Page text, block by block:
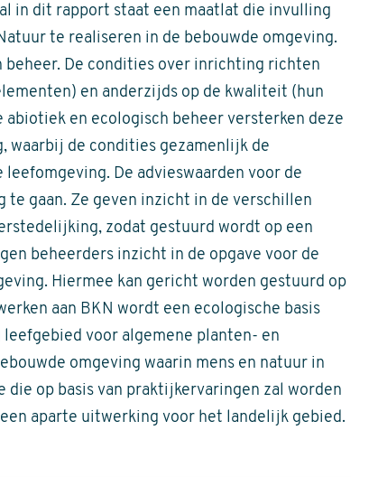
in dit rapport staat een maatlat die invulling
te realiseren in de bebouwde omgeving.
De condities over inrichting richten
en anderzijds op de kwaliteit (hun
en ecologisch beheer versterken deze
waarbij de condities gezamenlijk de
De advieswaarden voor de
te gaan. Ze geven inzicht in de verschillen
zodat gestuurd wordt op een
beheerders inzicht in de opgave voor de
Hiermee kan gericht worden gestuurd op
aan BKN wordt een ecologische basis
voor algemene planten- en
omgeving waarin mens en natuur in
die op basis van praktijkervaringen zal worden
aparte uitwerking voor het landelijk gebied.